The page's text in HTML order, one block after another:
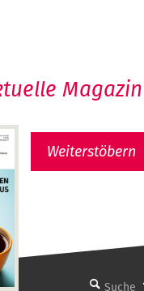
machen Medien
Magazin
Weiterstöbern